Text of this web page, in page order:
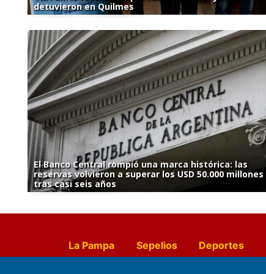
detuvieron en Quilmes
El Banco Central rompió una marca histórica: las
reservas volvieron a superar los USD 50.000 millones
tras casi seis años
La Pampa Sepelios Deportes